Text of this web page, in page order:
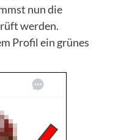
nun die
werden.
Profil ein grünes